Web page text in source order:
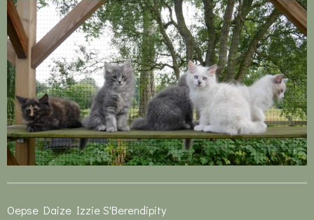
Oepse Daize Izzie S'Berendipity